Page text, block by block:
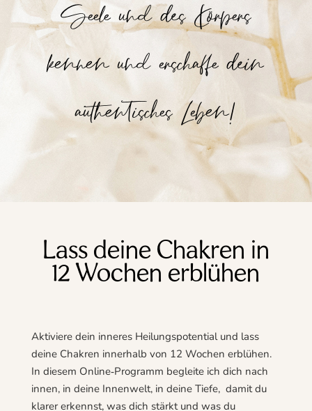
Seele und des Körpers
kennen und erschaffe dein
authentisches Leben!
Lass deine Chakren in
12 Wochen erblühen
Aktiviere dein inneres Heilungspotential und lass
deine Chakren innerhalb von 12 Wochen erblühen.
In diesem Online‑Programm begleite ich dich nach
innen, in deine Innenwelt, in deine Tiefe, damit du
klarer erkennst, was dich stärkt und was du